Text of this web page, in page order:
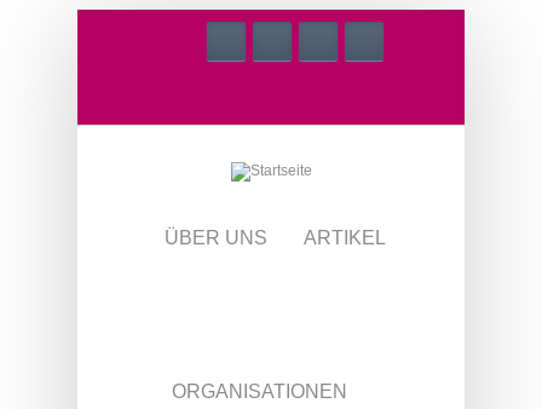
ÜBER UNS ARTIKEL
ORGANISATIONEN